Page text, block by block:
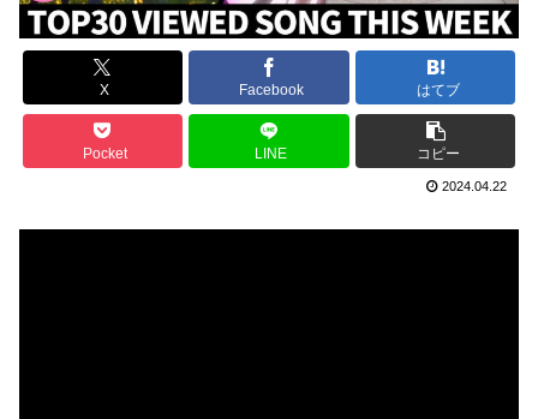
X Facebook はてブ
Pocket LINE コピー
2024.04.22